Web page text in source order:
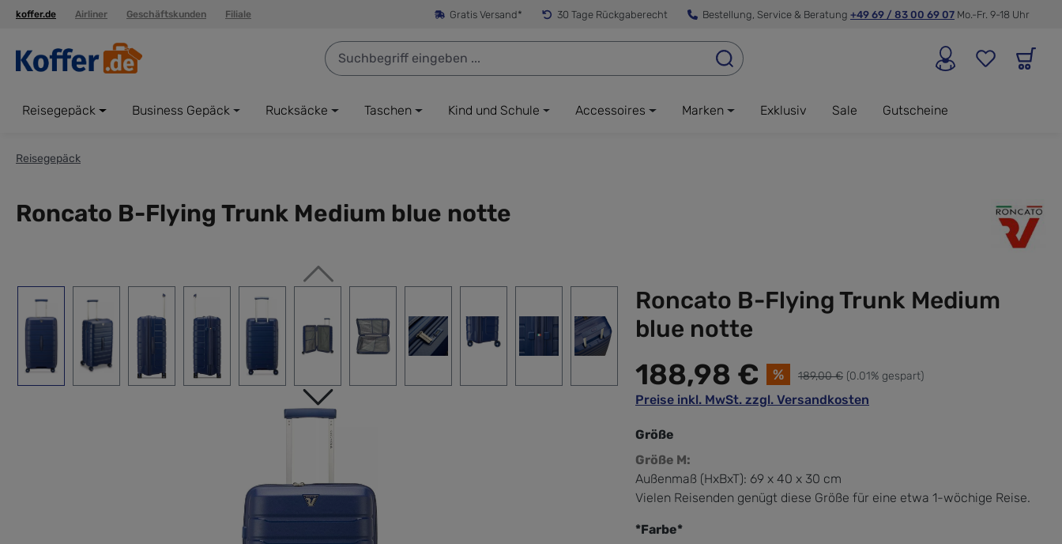
Zur Hauptnavigation springen
koffer.de Airliner Geschäftskunden Filiale Gratis Versand* 30 Tage Rückgaberecht Bestellung, Service & Beratung +49 69 / 83 00 69 07 Mo.-Fr. 9-18 Uhr
Reisegepäck Business Gepäck Rucksäcke Taschen Kind und Schule Accessoires Marken Exklusiv Sale Gutscheine
Reisegepäck
Roncato B-Flying Trunk Medium blue notte
Roncato B-Flying Trunk Medium
blue notte
188,98 € % 189,00 € (0.01% gespart)
Preise inkl. MwSt. zzgl. Versandkosten
Größe
Größe M:
Außenmaß (HxBxT): 69 x 40 x 30 cm
Vielen Reisenden genügt diese Größe für eine etwa 1-wöchige Reise.
*Farbe*auswählen